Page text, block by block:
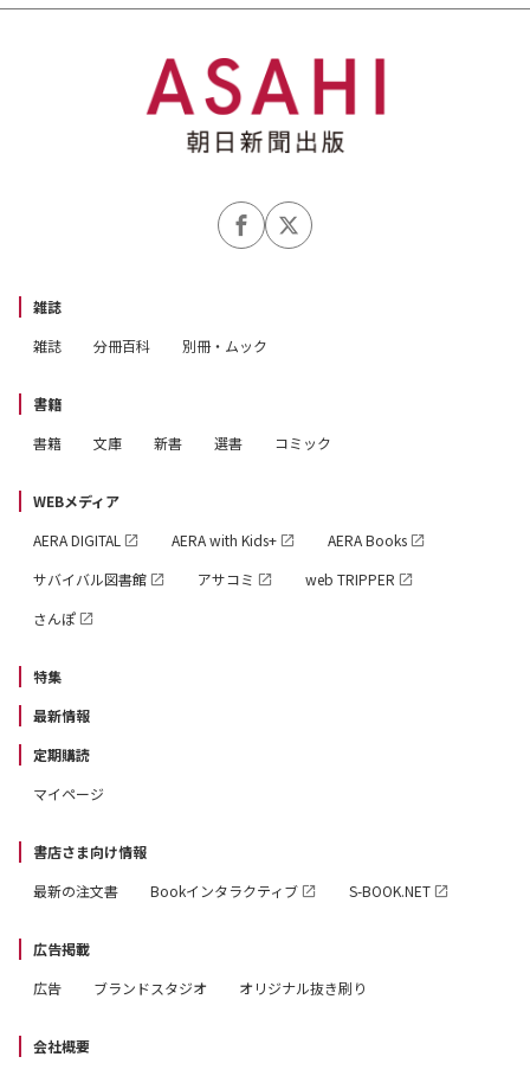
雑誌
雑誌
分冊百科 別冊・ムック
書籍
書籍
文庫 新書 選書 コミック
WEBメディア
AERA DIGITAL
AERA with Kids+
AERA Books
サバイバル図書館
アサコミ
web TRIPPER
さんぽ
特集
最新情報
定期購読
マイページ
書店さま向け情報
最新の注文書
Bookインタラクティブ S-BOOK.NET
広告掲載
広告
ブランドスタジオ オリジナル抜き刷り
会社概要